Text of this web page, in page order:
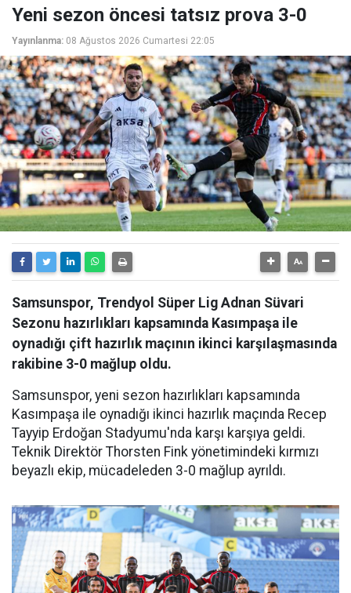
Yeni sezon öncesi tatsız prova 3-0
Yayınlanma: 08 Ağustos 2026 Cumartesi 22:05
Samsunspor, Trendyol Süper Lig Adnan Süvari
Sezonu hazırlıkları kapsamında Kasımpaşa ile
oynadığı çift hazırlık maçının ikinci karşılaşmasında
rakibine 3-0 mağlup oldu.
Samsunspor, yeni sezon hazırlıkları kapsamında
Kasımpaşa ile oynadığı ikinci hazırlık maçında Recep
Tayyip Erdoğan Stadyumu'nda karşı karşıya geldi.
Teknik Direktör Thorsten Fink yönetimindeki kırmızı
beyazlı ekip, mücadeleden 3-0 mağlup ayrıldı.